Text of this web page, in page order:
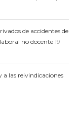
de accidentes de
no docente 19
a las reivindicaciones